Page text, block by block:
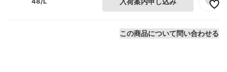
この商品について問い合わせる